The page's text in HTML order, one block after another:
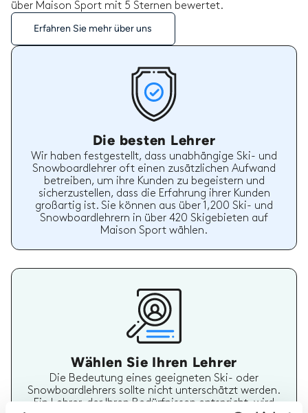
über Maison Sport mit 5 Sternen bewertet.
Erfahren Sie mehr über uns
Die besten Lehrer
Wir haben festgestellt, dass unabhängige Ski- und
Snowboardlehrer oft einen zusätzlichen Aufwand
betreiben, um ihre Kunden zu begeistern und
sicherzustellen, dass die Erfahrung ihrer Kunden
großartig ist. Sie können aus über 1,200 Ski- und
Snowboardlehrern in über 420 Skigebieten auf
Maison Sport wählen.
Wählen Sie Ihren Lehrer
Die Bedeutung eines geeigneten Ski- oder
Snowboardlehrers sollte nicht unterschätzt werden.
Ein Lehrer, der Ihren Bedürfnissen entspricht, wird